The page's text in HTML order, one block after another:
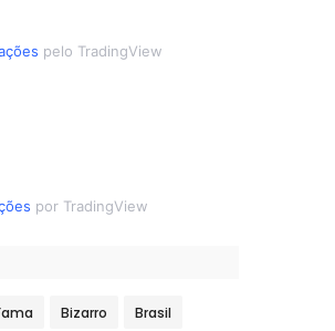
pelo TradingView
por TradingView
Bizarro Brasil